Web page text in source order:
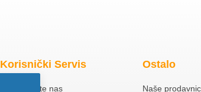
Korisnički Servis
Kontaktirajte nas
Ostalo
Naše